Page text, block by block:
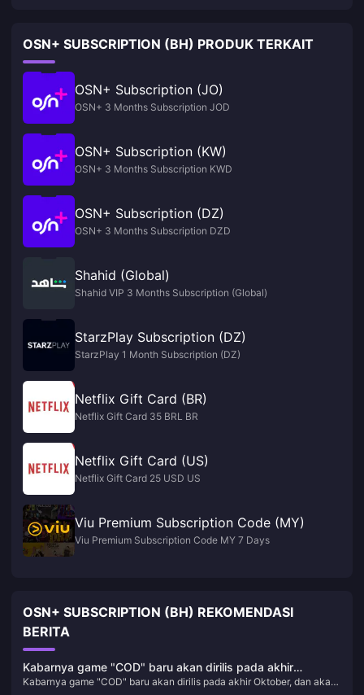
OSN+ SUBSCRIPTION (BH) PRODUK TERKAIT
OSN+ Subscription (JO)
OSN+ 3 Months Subscription JOD
OSN+ Subscription (KW)
OSN+ 3 Months Subscription KWD
OSN+ Subscription (DZ)
OSN+ 3 Months Subscription DZD
Shahid (Global)
Shahid VIP 3 Months Subscription (Global)
StarzPlay Subscription (DZ)
StarzPlay 1 Month Subscription (DZ)
Netflix Gift Card (BR)
Netflix Gift Card 35 BRL BR
Netflix Gift Card (US)
Netflix Gift Card 25 USD US
Viu Premium Subscription Code (MY)
Viu Premium Subscription Code MY 7 Days
OSN+ SUBSCRIPTION (BH) REKOMENDASI
BERITA
Kabarnya game "COD" baru akan dirilis pada akhir
Oktober, dan akan diluncurkan pertama kali di XGP.
Kabarnya game "COD" baru akan dirilis pada akhir Oktober, dan akan